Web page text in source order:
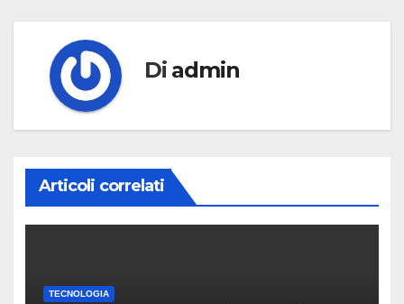
Di admin
Articoli correlati
TECNOLOGIA